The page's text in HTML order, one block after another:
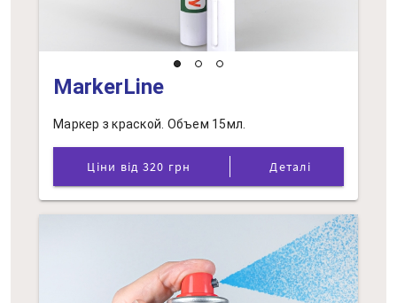
MarkerLine
Маркер з краской. Объем 15мл.
Ціни від 320 грн Деталі